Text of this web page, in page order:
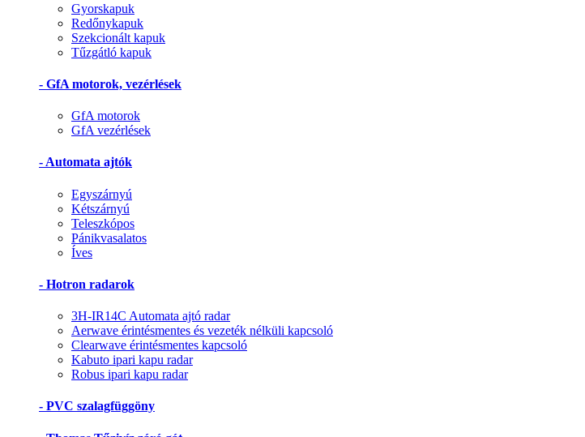
Gyorskapuk
Redőnykapuk
Szekcionált kapuk
Tűzgátló kapuk
- GfA motorok, vezérlések
GfA motorok
GfA vezérlések
- Automata ajtók
Egyszárnyú
Kétszárnyú
Teleszkópos
Pánikvasalatos
Íves
- Hotron radarok
3H-IR14C Automata ajtó radar
Aerwave érintésmentes és vezeték nélküli kapcsoló
Clearwave érintésmentes kapcsoló
Kabuto ipari kapu radar
Robus ipari kapu radar
- PVC szalagfüggöny